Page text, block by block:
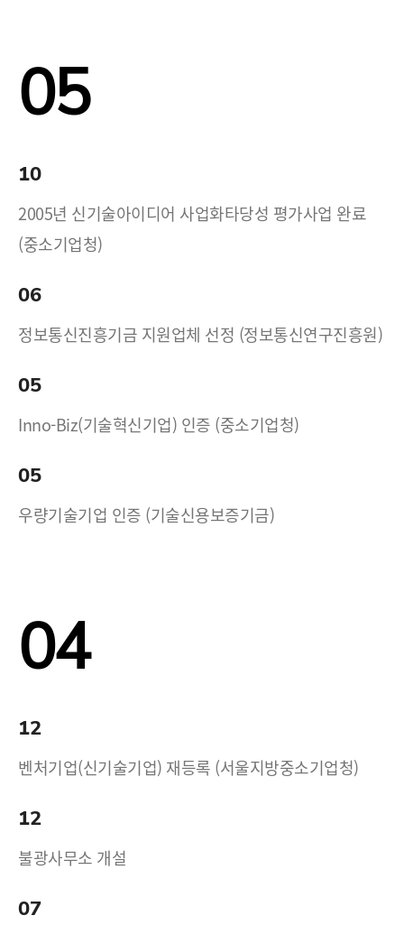
05
10
2005년 신기술아이디어 사업화타당성 평가사업 완료
(중소기업청)
06
정보통신진흥기금 지원업체 선정 (정보통신연구진흥원)
05
Inno-Biz(기술혁신기업) 인증 (중소기업청)
05
우량기술기업 인증 (기술신용보증기금)
04
12
벤처기업(신기술기업) 재등록 (서울지방중소기업청)
12
불광사무소 개설
07